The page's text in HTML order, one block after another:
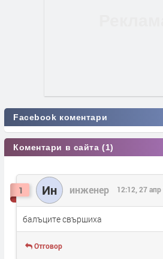
Facebook коментари
Коментари в сайта (1)
1 Ин инженер 12:12, 27
балъците свършиха
Отговор